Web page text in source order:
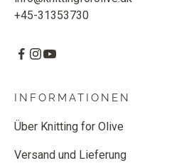
+45-31353730
INFORMATIONEN
Über Knitting for Olive
Versand und Lieferung